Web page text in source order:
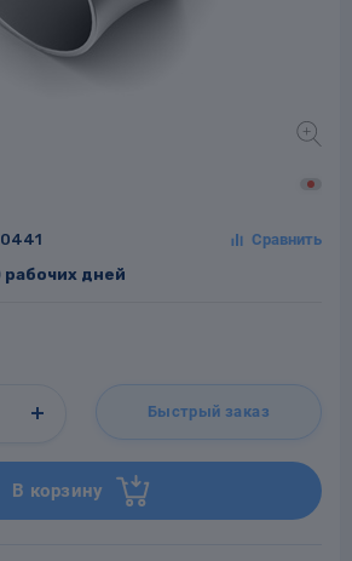
рабочих дней
Быстрый заказ
В корзину